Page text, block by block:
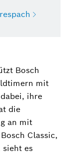
für
Bosch
mit
ihre
die
an mit
Classic,
sieht es